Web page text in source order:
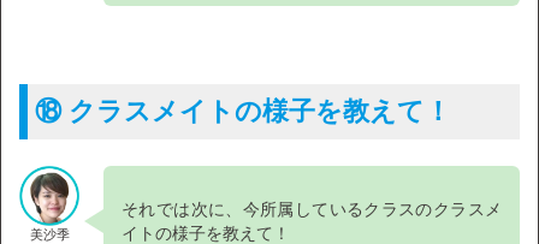
⑱ クラスメイトの様子を教えて！
美沙季
それでは次に、今所属しているクラスのクラスメ
イトの様子を教えて！